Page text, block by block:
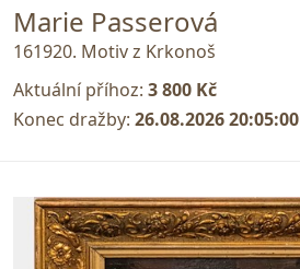
Marie Passerová
161920. Motiv z Krkonoš
Aktuální příhoz: 3 800 Kč
Konec dražby: 26.08.2026 20:05:00